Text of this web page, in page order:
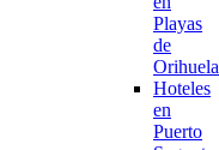
Playas
de
Orihuela
Hoteles
en
Puerto